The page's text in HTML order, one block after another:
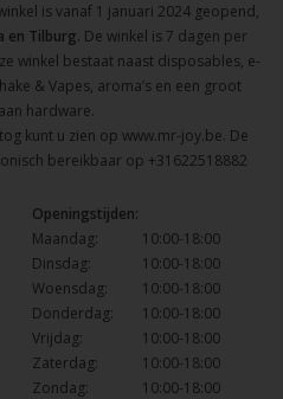
is vanaf 1 januari 2024 geopend,
en Tilburg. De winkel is 7 dagen per
winkel bestaat naast disposables, e-
& Vapes, aroma’s en een groot
hardware.
kunt u zien op www.mr-joy.be. De
bereikbaar op +31622518882
Openingstijden:
Maandag:
10:00-18:00
Dinsdag:
10:00-18:00
Woensdag:
10:00-18:00
Donderdag:
10:00-18:00
Vrijdag:
10:00-18:00
Zaterdag:
10:00-18:00
Zondag:
10:00-18:00